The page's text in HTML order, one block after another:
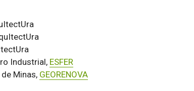
Industrial, ESFER
Minas, GEORENOVA